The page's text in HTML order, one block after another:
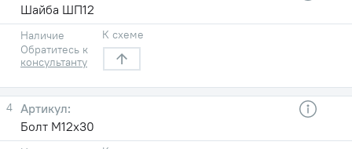
Шайба ШП12
Наличие
Обратитесь к
консультанту
К схеме
4
Болт М12х30